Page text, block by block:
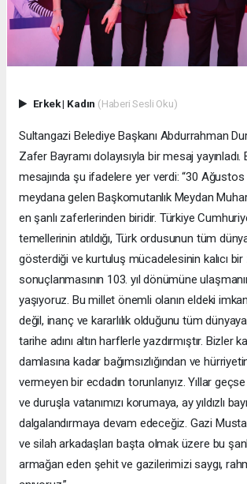
Erkek| Kadın (Haberi Sesli Oku)
Sultangazi Belediye Başkanı Abdurrahman
Zafer Bayramı dolayısıyla bir mesaj
mesajında şu ifadelere yer verdi: “30 Ağustos
meydana gelen Başkomutanlık Meydan
en şanlı zaferlerinden biridir. Türkiye
temellerinin atıldığı, Türk ordusunun tüm
gösterdiği ve kurtuluş mücadelesinin kalıcı
sonuçlanmasının 103. yıl dönümüne
yaşıyoruz. Bu millet önemli olanın eldeki
değil, inanç ve kararlılık olduğunu tüm
tarihe adını altın harflerle yazdırmıştır. Bizler
damlasına kadar bağımsızlığından ve
vermeyen bir ecdadın torunlarıyız. Yıllar geçse
ve duruşla vatanımızı korumaya, ay yıldızlı
dalgalandırmaya devam edeceğiz. Gazi
ve silah arkadaşları başta olmak üzere bu
armağan eden şehit ve gazilerimizi saygı,